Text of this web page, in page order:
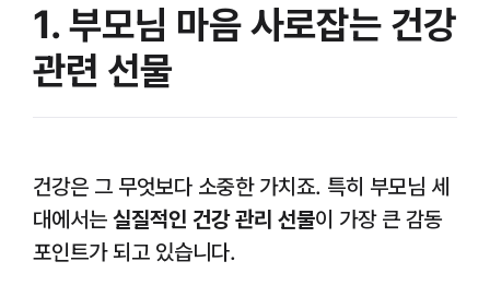
1. 부모님 마음 사로잡는 건강
관련 선물
건강은 그 무엇보다 소중한 가치죠. 특히 부모님 세
대에서는 실질적인 건강 관리 선물이 가장 큰 감동
포인트가 되고 있습니다.